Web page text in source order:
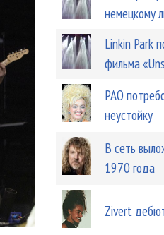
немецкому
Linkin Park
фильма
РАО
неустойку
В сеть
1970 года
Zivert